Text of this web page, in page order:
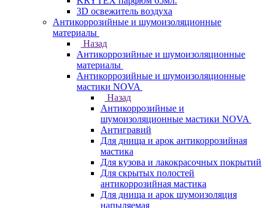
3D освежитель воздуха
Антикоррозийные и шумоизоляционные
материалы
Назад
Антикоррозийные и шумоизоляционные
материалы
Антикоррозийные и шумоизоляционные
мастики NOVA
Назад
Антикоррозийные и
шумоизоляционные мастики NOVA
Антигравий
Для днища и арок антикоррозийная
мастика
Для кузова и лакокрасочных покрытий
Для скрытых полостей
антикоррозийная мастика
Для днища и арок шумоизоляция
напыляемая